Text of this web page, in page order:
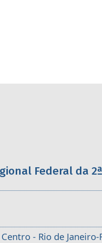
sobre os
Federal da 2ª
- Rio de Janeiro-